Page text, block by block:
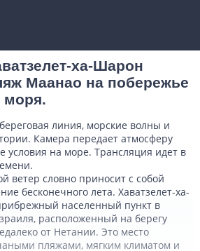
ха-Шарон
Маанао на побережье
моря.
линия, морские волны и
Камера передает атмосферу
условия на море. Трансляция идет в
ветер словно приносит с собой
бесконечного лета. Хаватзелет-ха-
населенный пункт в
расположенный на берегу
от Нетании. Это место
пляжами, мягким климатом и